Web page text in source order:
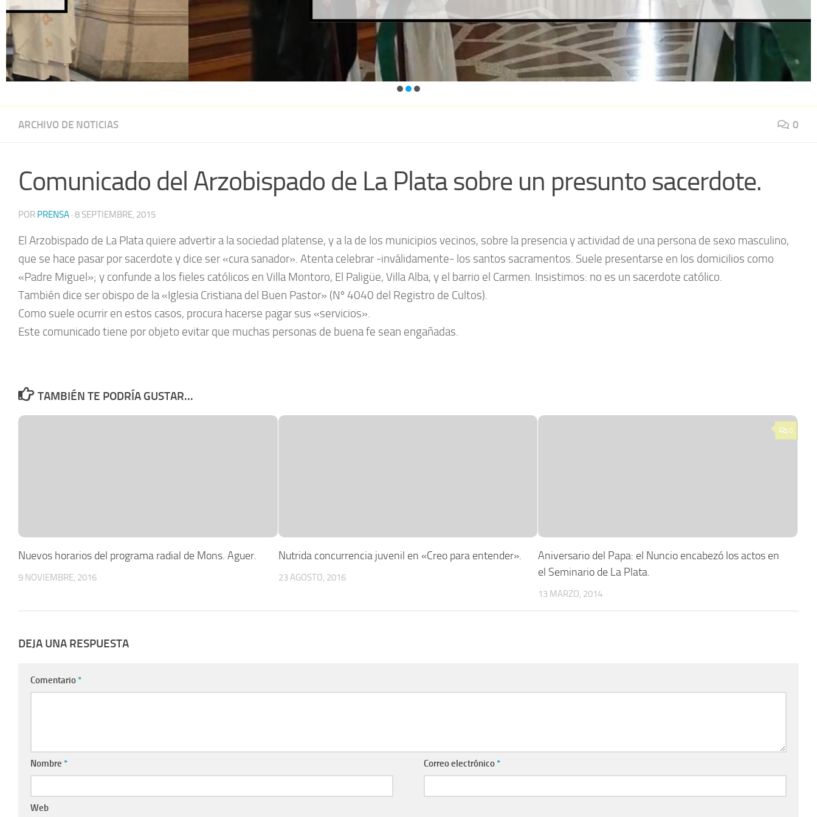
ARCHIVO DE NOTICIAS 0
Comunicado del Arzobispado de La Plata sobre un presunto sacerdote.
POR PRENSA · 8 SEPTIEMBRE, 2015
El Arzobispado de La Plata quiere advertir a la sociedad platense, y a la de los municipios vecinos, sobre la presencia y actividad de una persona de sexo masculino,
que se hace pasar por sacerdote y dice ser «cura sanador». Atenta celebrar -inválidamente- los santos sacramentos. Suele presentarse en los domicilios como
«Padre Miguel»; y confunde a los fieles católicos en Villa Montoro, El Paligüe, Villa Alba, y el barrio el Carmen. Insistimos: no es un sacerdote católico.
También dice ser obispo de la «Iglesia Cristiana del Buen Pastor» (Nº 4040 del Registro de Cultos).
Como suele ocurrir en estos casos, procura hacerse pagar sus «servicios».
Este comunicado tiene por objeto evitar que muchas personas de buena fe sean engañadas.
TAMBIÉN TE PODRÍA GUSTAR...
Nuevos horarios del programa radial de Mons. Aguer.
9 NOVIEMBRE, 2016
Nutrida concurrencia juvenil en «Creo para entender».
23 AGOSTO, 2016
0
Aniversario del Papa: el Nuncio encabezó los actos en
el Seminario de La Plata.
13 MARZO, 2014
DEJA UNA RESPUESTA
Comentario *
Nombre * Correo electrónico *
Web